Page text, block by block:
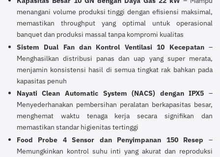
menangani volume produksi tinggi dengan efisiensi maksimal,
memastikan throughput yang optimal untuk operasional
banquet dan produksi massal tanpa kompromi kualitas
Sistem Dual Fan dan Kontrol Ventilasi 10 Kecepatan–
Menghasilkan distribusi panas dan uap yang super merata,
menjamin konsistensi hasil di semua tingkat rak bahkan pada
kapasitas penuh
Nayati Clean Automatic System (NACS) dengan IPX5 –
Menyederhanakan pembersihan peralatan berkapasitas besar,
menghemat waktu tenaga kerja secara signifikan dan
memastikan standar higienitas tertinggi
Food Probe 4 Sensor dan Penyimpanan 150 Resep –
Memungkinkan kontrol suhu inti yang akurat dan reproduksi